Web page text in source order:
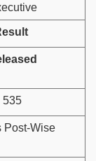
535
Post-Wise